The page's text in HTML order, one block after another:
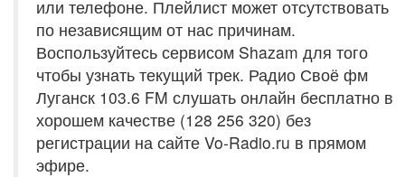
или телефоне. Плейлист может отсутствовать
по независящим от нас причинам.
Воспользуйтесь сервисом Shazam для того
чтобы узнать текущий трек. Радио Своё фм
Луганск 103.6 FM слушать онлайн бесплатно в
хорошем качестве (128 256 320) без
регистрации на сайте Vo-Radio.ru в прямом
эфире.